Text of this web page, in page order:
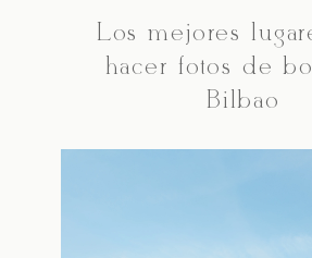
Los mejores
hacer fotos de
Bilbao